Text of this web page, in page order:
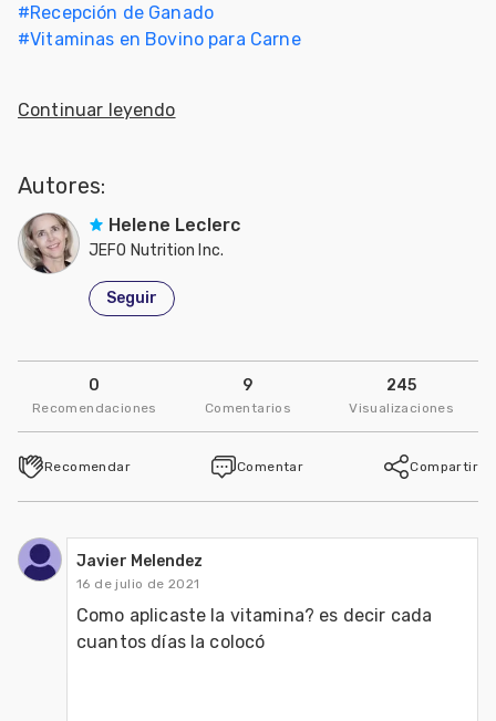
#Recepción de Ganado
#Vitaminas en Bovino para Carne
Continuar leyendo
Autores:
Helene Leclerc
JEFO Nutrition Inc.
Seguir
0
Recomendaciones
9
Comentarios
245
Visualizaciones
Recomendar Comentar Compartir
Javier Melendez
16 de julio de 2021
Como aplicaste la vitamina? es decir cada
cuantos días la colocó